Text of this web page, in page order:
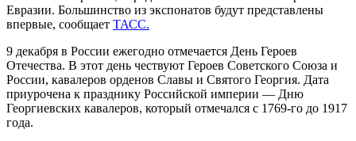
Евразии. Большинство из экспонатов будут представлены
впервые, сообщает ТАСС.
9 декабря в России ежегодно отмечается День Героев
Отечества. В этот день чествуют Героев Советского Союза и
России, кавалеров орденов Славы и Святого Георгия. Дата
приурочена к празднику Российской империи — Дню
Георгиевских кавалеров, который отмечался с 1769-го до 1917
года.